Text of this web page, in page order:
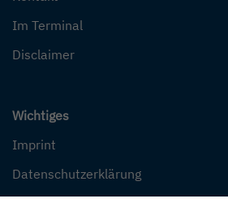
Im Terminal
Disclaimer
Wichtiges
Imprint
Datenschutzerklärung